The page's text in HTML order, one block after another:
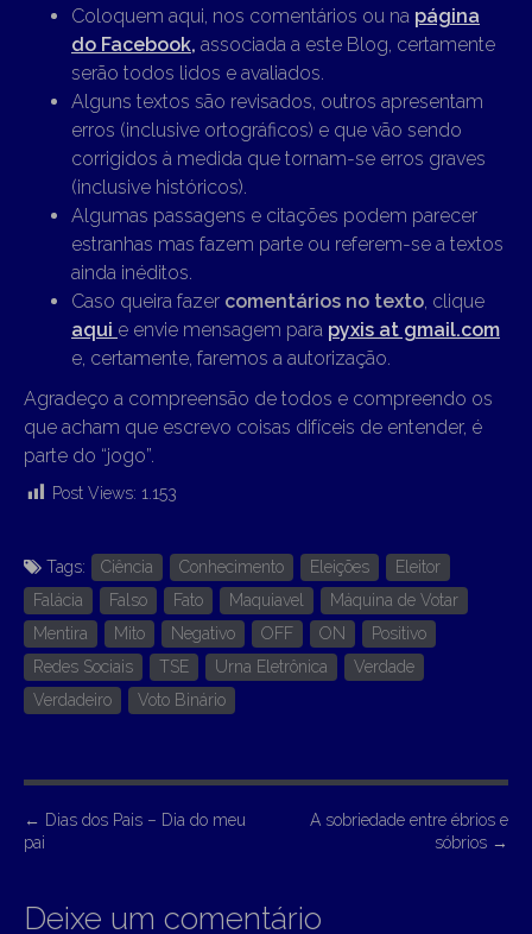
Coloquem aqui, nos comentários ou na página
do Facebook, associada a este Blog, certamente
serão todos lidos e avaliados.
Alguns textos são revisados, outros apresentam
erros (inclusive ortográficos) e que vão sendo
corrigidos à medida que tornam-se erros graves
(inclusive históricos).
Algumas passagens e citações podem parecer
estranhas mas fazem parte ou referem-se a textos
ainda inéditos.
Caso queira fazer comentários no texto , clique
aqui e envie mensagem para pyxis at gmail.com
e, certamente, faremos a autorização.
Agradeço a compreensão de todos e compreendo os
que acham que escrevo coisas difíceis de entender, é
parte do “jogo”.
Post Views: 1.153
Tags: Ciência Conhecimento Eleições
Eleitor
Falácia
Falso Fato Maquiavel
Máquina de Votar
Mentira
Mito Negativo OFF ON
Positivo
Redes Sociais
TSE Urna Eletrônica
Verdade
Verdadeiro
Voto Binário
P
o
t
← Dias dos Pais – Dia do meu
pai
A sobriedade entre ébrios e
sóbrios →
Deixe um comentário